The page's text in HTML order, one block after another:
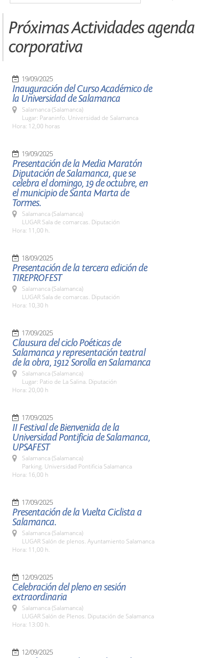
Próximas Actividades agenda
corporativa
19/09/2025
Inauguración del Curso Académico de
la Universidad de Salamanca
Salamanca (Salamanca)
Lugar: Paraninfo. Universidad de Salamanca
Hora: 12,00 horas
19/09/2025
Presentación de la Media Maratón
Diputación de Salamanca, que se
celebra el domingo, 19 de octubre, en
el municipio de Santa Marta de
Tormes.
Salamanca (Salamanca)
LUGAR Sala de comarcas. Diputación
Hora: 11,00 h.
18/09/2025
Presentación de la tercera edición de
TIREPROFEST
Salamanca (Salamanca)
LUGAR Sala de comarcas. Diputación
Hora: 10,30 h
17/09/2025
Clausura del ciclo Poéticas de
Salamanca y representación teatral
de la obra, 1912 Sorolla en Salamanca
Salamanca (Salamanca)
Lugar: Patio de La Salina. Diputación
Hora: 20,00 h
17/09/2025
II Festival de Bienvenida de la
Universidad Pontificia de Salamanca,
UPSAFEST
Salamanca (Salamanca)
Parking. Universidad Pontificia Salamanca
Hora: 16,00 h
17/09/2025
Presentación de la Vuelta Ciclista a
Salamanca.
Salamanca (Salamanca)
LUGAR Salón de plenos. Ayuntamiento Salamanca
Hora: 11,00 h.
12/09/2025
Celebración del pleno en sesión
extraordinaria
Salamanca (Salamanca)
LUGAR Salón de Plenos. Diputación de Salamanca
Hora: 13:00 h.
12/09/2025